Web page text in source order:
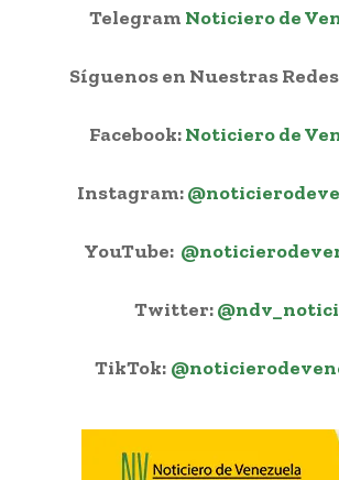
Telegram Noticiero de
Síguenos en Nuestras
Facebook:Noticiero de
Instagram:
YouTube:
Twitter:
TikTok: